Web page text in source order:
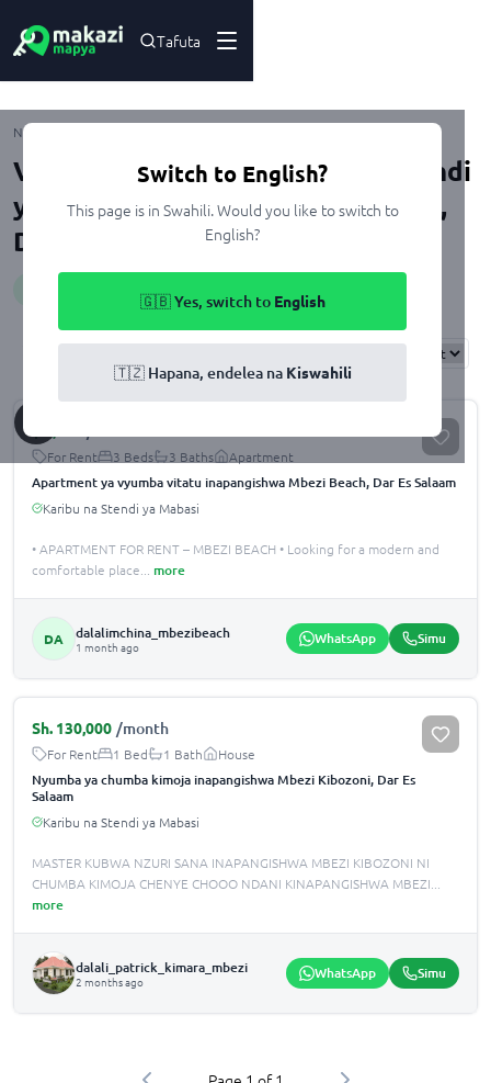
Tafuta
Switch to English?
This page is in Swahili. Would you like to switch to
English?
🇬🇧 Yes, switch to English
🇹🇿 Hapana, endelea na Kiswahili
Nyumbani
Viwanja na Nyumba Karibu na Stendi
ya Mabasi zinazopangishwa Mbezi,
Dar Es Salaam
nearBusStation
ResultsFound
For Rent 3 Beds 3 Baths Apartment
Apartment ya vyumba vitatu inapangishwa Mbezi Beach, Dar Es Salaam
Karibu na Stendi ya Mabasi
• APARTMENT FOR RENT – MBEZI BEACH • Looking for a modern and
comfortable place
more
DA dalalimchina_mbezibeach
1 month ago WhatsApp Simu
Sh. 130,000 /month
For Rent 1 Bed 1 Bath House
Nyumba ya chumba kimoja inapangishwa Mbezi Kibozoni, Dar Es
Salaam
Karibu na Stendi ya Mabasi
MASTER KUBWA NZURI SANA INAPANGISHWA MBEZI KIBOZONI NI
CHUMBA KIMOJA CHENYE CHOOO NDANI KINAPANGISHWA MBEZI
more
dalali_patrick_kimara_mbezi
2 months ago WhatsApp Simu